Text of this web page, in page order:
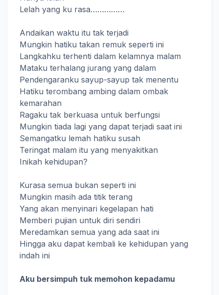
Lelah yang ku rasa……………
Andaikan waktu itu tak terjadi
Mungkin hatiku takan remuk seperti ini
Langkahku terhenti dalam kelamnya malam
Mataku terhalang jurang yang dalam
Pendengaranku sayup-sayup tak menentu
Hatiku terombang ambing dalam ombak
kemarahan
Ragaku tak berkuasa untuk berfungsi
Mungkin tiada lagi yang dapat terjadi saat ini
Semangatku lemah hatiku susah
Teringat malam itu yang menyakitkan
Inikah kehidupan?
Kurasa semua bukan seperti ini
Mungkin masih ada titik terang
Yang akan menyinari kegelapan hati
Memberi pujian untuk diri sendiri
Meredamkan semua yang ada saat ini
Hingga aku dapat kembali ke kehidupan yang
indah ini
Aku bersimpuh tuk memohon kepadamu